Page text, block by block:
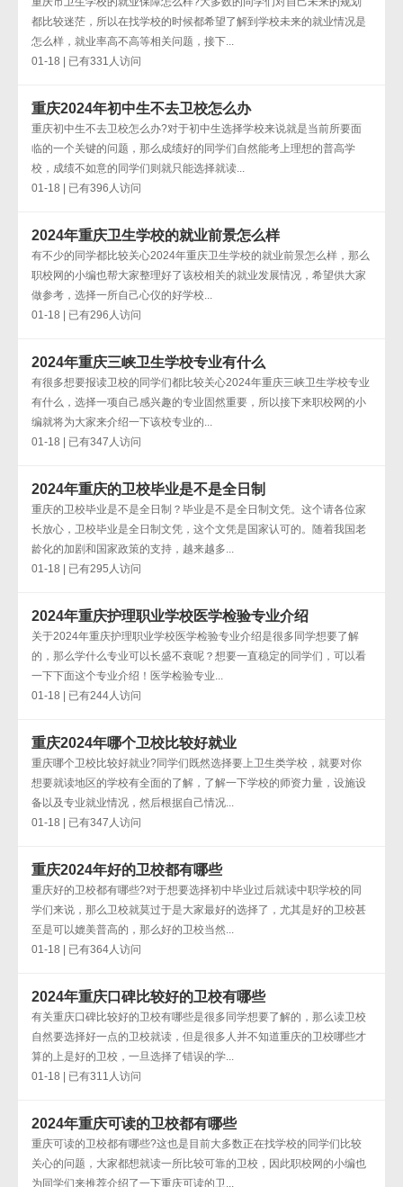
都比较迷茫，所以在找学校的时候都希望了解到学校未来的就业情况是
怎么样，就业率高不高等相关问题，接下...
01-18 | 已有331人访问
重庆2024年初中生不去卫校怎么办
重庆初中生不去卫校怎么办?对于初中生选择学校来说就是当前所要面
临的一个关键的问题，那么成绩好的同学们自然能考上理想的普高学
校，成绩不如意的同学们则就只能选择就读...
01-18 | 已有396人访问
2024年重庆卫生学校的就业前景怎么样
有不少的同学都比较关心2024年重庆卫生学校的就业前景怎么样，那么
职校网的小编也帮大家整理好了该校相关的就业发展情况，希望供大家
做参考，选择一所自己心仪的好学校...
01-18 | 已有296人访问
2024年重庆三峡卫生学校专业有什么
有很多想要报读卫校的同学们都比较关心2024年重庆三峡卫生学校专业
有什么，选择一项自己感兴趣的专业固然重要，所以接下来职校网的小
编就将为大家来介绍一下该校专业的...
01-18 | 已有347人访问
2024年重庆的卫校毕业是不是全日制
重庆的卫校毕业是不是全日制？毕业是不是全日制文凭。这个请各位家
长放心，卫校毕业是全日制文凭，这个文凭是国家认可的。随着我国老
龄化的加剧和国家政策的支持，越来越多...
01-18 | 已有295人访问
2024年重庆护理职业学校医学检验专业介绍
关于2024年重庆护理职业学校医学检验专业介绍是很多同学想要了解
的，那么学什么专业可以长盛不衰呢？想要一直稳定的同学们，可以看
一下下面这个专业介绍！医学检验专业...
01-18 | 已有244人访问
重庆2024年哪个卫校比较好就业
重庆哪个卫校比较好就业?同学们既然选择要上卫生类学校，就要对你
想要就读地区的学校有全面的了解，了解一下学校的师资力量，设施设
备以及专业就业情况，然后根据自己情况...
01-18 | 已有347人访问
重庆2024年好的卫校都有哪些
重庆好的卫校都有哪些?对于想要选择初中毕业过后就读中职学校的同
学们来说，那么卫校就莫过于是大家最好的选择了，尤其是好的卫校甚
至是可以媲美普高的，那么好的卫校当然...
01-18 | 已有364人访问
2024年重庆口碑比较好的卫校有哪些
有关重庆口碑比较好的卫校有哪些是很多同学想要了解的，那么读卫校
自然要选择好一点的卫校就读，但是很多人并不知道重庆的卫校哪些才
算的上是好的卫校，一旦选择了错误的学...
01-18 | 已有311人访问
2024年重庆可读的卫校都有哪些
重庆可读的卫校都有哪些?这也是目前大多数正在找学校的同学们比较
关心的问题，大家都想就读一所比较可靠的卫校，因此职校网的小编也
为同学们来推荐介绍了一下重庆可读的卫...